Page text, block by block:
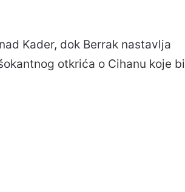
Kader, dok Berrak nastavlja
otkrića o Cihanu koje bi